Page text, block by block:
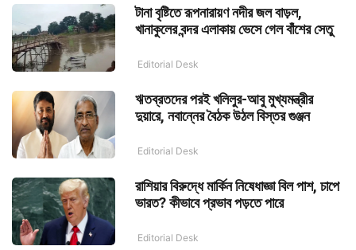
টানা বৃষ্টিতে রূপনারায়ণ নদীর জল বাড়ল,
খানাকুলের বন্দর এলাকায় ভেসে গেল বাঁশের সেতু
Editorial Desk
ঋতব্রতদের পরই খলিলুর-আবু মুখ্যমন্ত্রীর
দুয়ারে, নবান্নের বৈঠক উঠল বিস্তর গুঞ্জন
Editorial Desk
রাশিয়ার বিরুদ্ধে মার্কিন নিষেধাজ্ঞা বিল পাশ, চাপে
ভারত? কীভাবে প্রভাব পড়তে পারে
Editorial Desk